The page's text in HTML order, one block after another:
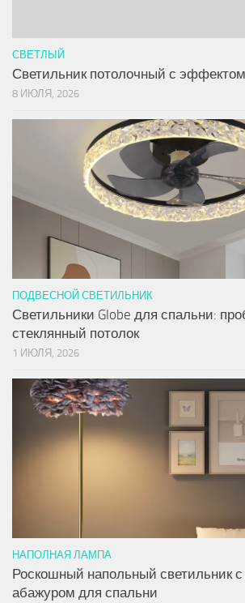
СВЕТЛЫЙ
Светильник потолочный с
8 ИЮЛЯ, 2026
ПОДВЕСНОЙ СВЕТИЛЬНИК
Светильники Globe для спальни:
стеклянный потолок
1 ИЮЛЯ, 2026
НАПОЛНАЯ ЛАМПА
Роскошный напольный светильник
абажуром для спальни